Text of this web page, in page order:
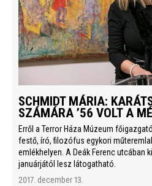
SCHMIDT MÁRIA:
SZÁMÁRA ’56 VOLT A
Erről a Terror Háza Múzeum
festő, író, filozófus egykori
emlékhelyen. A Deák Ferenc utcában
januárjától lesz látogatható.
2017. december 13.